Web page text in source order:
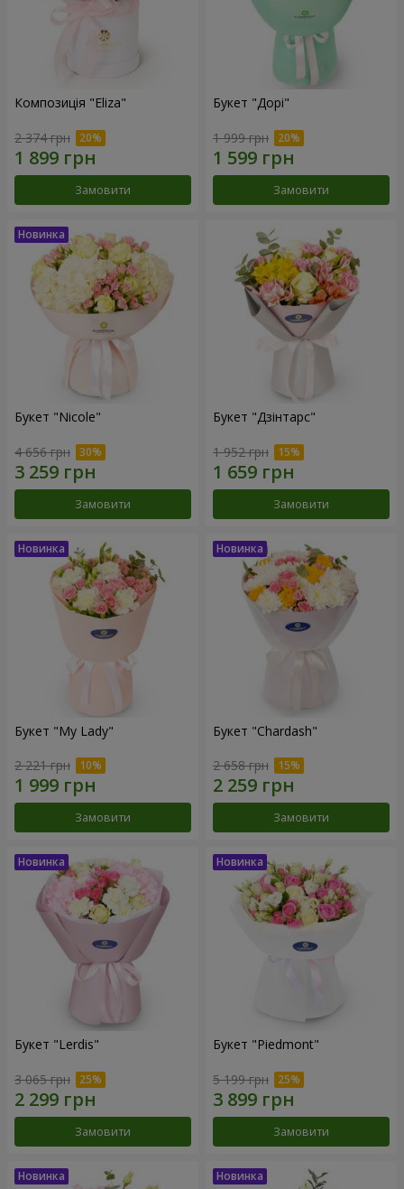
Композиція "Eliza"
2 374 грн
Замовити
Букет "Дорі"
1 999 грн
Замовити
Букет "Nicole"
4 656 грн
Замовити
Букет "Дзінтарс"
1 952 грн
Замовити
Букет "My Lady"
2 221 грн
Замовити
Букет "Chardash"
2 658 грн
Замовити
Букет "Lerdis"
3 065 грн
Замовити
Букет "Piedmont"
5 199 грн
Замовити